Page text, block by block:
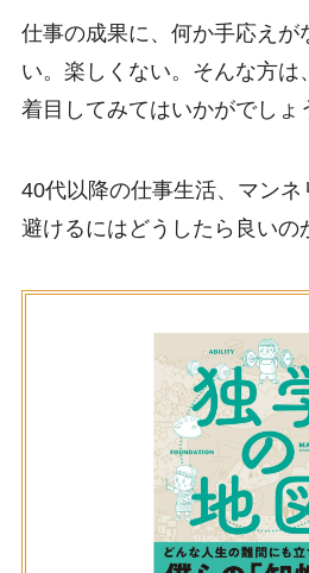
仕事の成果に、何か手応えが
い。楽しくない。そんな方は
着目してみてはいかがでしょ
40代以降の仕事生活、マンネ
避けるにはどうしたら良い